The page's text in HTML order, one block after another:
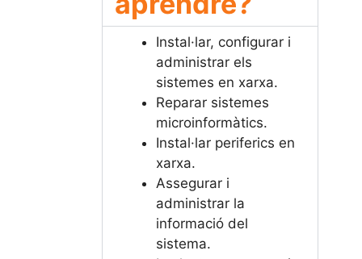
Instal·lar, configurar i
administrar els
sistemes en xarxa.
Reparar sistemes
microinformàtics.
Instal·lar periferics en
xarxa.
Assegurar i
administrar la
informació del
sistema.